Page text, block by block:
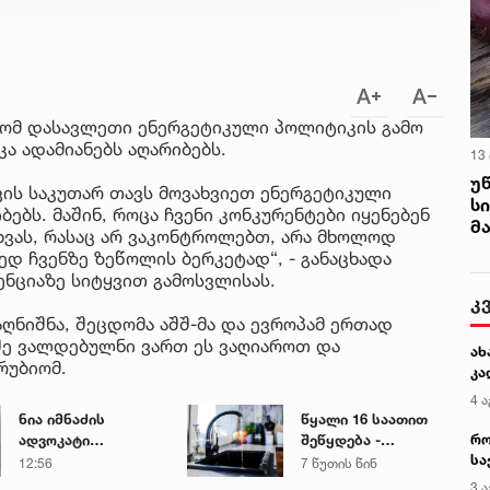
დასავლეთი ენერგეტიკული პოლიტიკის გამო
ადამიანებს აღარიბებს.
საკუთარ თავს მოვახვიეთ ენერგეტიკული
მაშინ, როცა ჩვენი კონკურენტები იყენებენ
რასაც არ ვაკონტროლებთ, არა მხოლოდ
ჩვენზე ზეწოლის ბერკეტად“, - განაცხადა
სიტყვით გამოსვლისას.
შეცდომა აშშ-მა და ევროპამ ერთად
ვალდებულნი ვართ ეს ვაღიაროთ და
ნია იმნაძის
ადვოკატი
საავადმყოფოში
12:56
წყალი 16 საათით
შეწყდება -
გადაამოწმეთ
7 წუთის წინ
13
4